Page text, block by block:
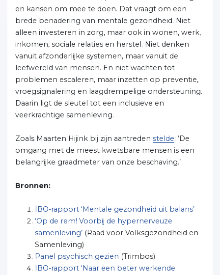
en kansen om mee te doen. Dat vraagt om een
brede benadering van mentale gezondheid. Niet
alleen investeren in zorg, maar ook in wonen, werk,
inkomen, sociale relaties en herstel. Niet denken
vanuit afzonderlijke systemen, maar vanuit de
leefwereld van mensen. En niet wachten tot
problemen escaleren, maar inzetten op preventie,
vroegsignalering en laagdrempelige ondersteuning.
Daarin ligt de sleutel tot een inclusieve en
veerkrachtige samenleving.
Zoals Maarten Hijink bij zijn aantreden stelde: ‘De
omgang met de meest kwetsbare mensen is een
belangrijke graadmeter van onze beschaving.’
Bronnen:
IBO-rapport ‘Mentale gezondheid uit balans’
‘Op de rem! Voorbij de hypernerveuze
samenleving’ (Raad voor Volksgezondheid en
Samenleving)
Panel psychisch gezien (Trimbos)
IBO-rapport ‘Naar een beter werkende